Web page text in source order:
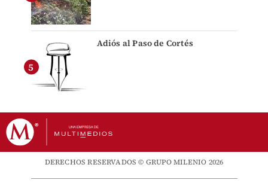
Adiós al Paso de Cortés
DERECHOS RESERVADOS © GRUPO MILENIO 2026